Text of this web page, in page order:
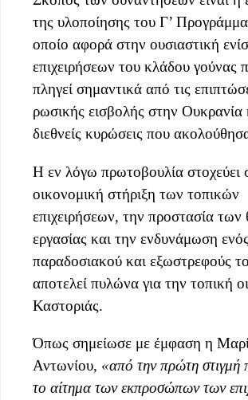
της υλοποίησης του Γ’
οποίο αφορά στην ουσιαστική
επιχειρήσεων του κλάδου γούνας
πληγεί σημαντικά από τις
ρωσικής εισβολής στην Ουκρανία
διεθνείς κυρώσεις που
Η εν λόγω πρωτοβουλία στοχεύει
οικονομική στήριξη των τοπικών
επιχειρήσεων, την προστασία των
εργασίας και την ενδυνάμωση ενός
παραδοσιακού και εξωστρεφούς
αποτελεί πυλώνα για την τοπική
Καστοριάς.
Όπως σημείωσε με έμφαση η
Αντωνίου, «από την πρώτη στιγμή
το αίτημα των εκπροσώπων των